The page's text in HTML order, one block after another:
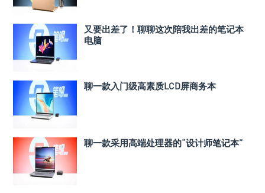
又要出差了！聊聊这次陪我出差的笔记本
电脑
聊一款入门级高素质LCD屏商务本
聊一款采用高端处理器的“设计师笔记本”